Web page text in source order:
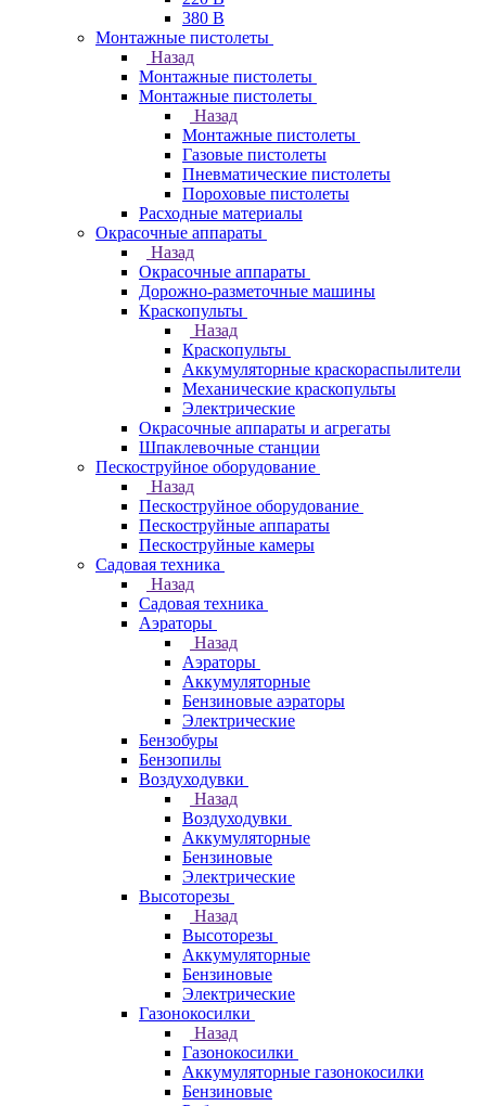
380 В
Монтажные пистолеты
Назад
Монтажные пистолеты
Монтажные пистолеты
Назад
Монтажные пистолеты
Газовые пистолеты
Пневматические пистолеты
Пороховые пистолеты
Расходные материалы
Окрасочные аппараты
Назад
Окрасочные аппараты
Дорожно-разметочные машины
Краскопульты
Назад
Краскопульты
Аккумуляторные краскораспылители
Механические краскопульты
Электрические
Окрасочные аппараты и агрегаты
Шпаклевочные станции
Пескоструйное оборудование
Назад
Пескоструйное оборудование
Пескоструйные аппараты
Пескоструйные камеры
Садовая техника
Назад
Садовая техника
Аэраторы
Назад
Аэраторы
Аккумуляторные
Бензиновые аэраторы
Электрические
Бензобуры
Бензопилы
Воздуходувки
Назад
Воздуходувки
Аккумуляторные
Бензиновые
Электрические
Высоторезы
Назад
Высоторезы
Аккумуляторные
Бензиновые
Электрические
Газонокосилки
Назад
Газонокосилки
Аккумуляторные газонокосилки
Бензиновые